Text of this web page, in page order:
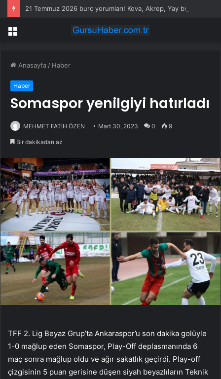
Menü
Anasayfa / Haber
Haber
Somaspor yenilgiyi hatırladı
MEHMET FATİH ÖZEN Mart 30, 2023 0 9
Bir dakikadan az
TFF 2. Lig Beyaz Grup’ta Ankaraspor’u son dakika golüyle
1-0 mağlup eden Somaspor, Play-Off deplasmanında 6
maç sonra mağlup oldu ve ağır sakatlık geçirdi. Play-off
çizgisinin 5 puan gerisine düşen siyah beyazlıların Teknik